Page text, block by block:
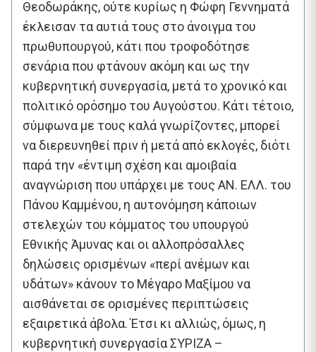
Θεοδωράκης, ούτε κυρίως η Φώφη Γεννηματά
έκλεισαν τα αυτιά τους στο άνοιγμα του
πρωθυπουργού, κάτι που τροφοδότησε
σενάρια που φτάνουν ακόμη και ως την
κυβερνητική συνεργασία, μετά το χρονικό και
πολιτικό ορόσημο του Αυγούστου. Κάτι τέτοιο,
σύμφωνα με τους καλά γνωρίζοντες, μπορεί
να διερευνηθεί πριν ή μετά από εκλογές, διότι
παρά την «έντιμη σχέση και αμοιβαία
αναγνώριση που υπάρχει με τους ΑΝ. ΕΛΛ. του
Πάνου Καμμένου, η αυτονόμηση κάποιων
στελεχών του κόμματος του υπουργού
Εθνικής Άμυνας και οι αλλοπρόσαλλες
δηλώσεις ορισμένων «περί ανέμων και
υδάτων» κάνουν το Μέγαρο Μαξίμου να
αισθάνεται σε ορισμένες περιπτώσεις
εξαιρετικά άβολα. Έτσι κι αλλιώς, όμως, η
κυβερνητική συνεργασία ΣΥΡΙΖΑ –